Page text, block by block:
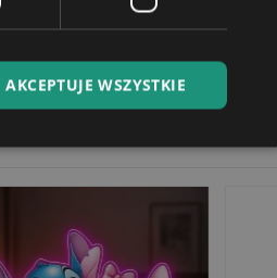
AKCEPTUJE WSZYSTKIE